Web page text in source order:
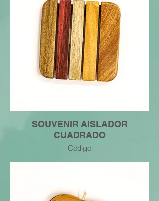
SOUVENIR AISLADOR
CUADRADO
Código